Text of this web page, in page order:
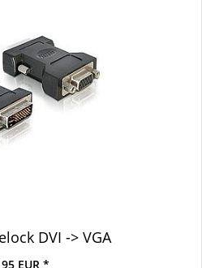
DVI -> VGA
EUR *